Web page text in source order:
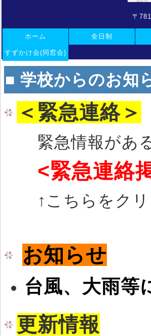
〒
ホーム 全日制
すずかけ会(同窓会)
■ 学校からのお
＜緊急連絡＞
緊急情報がある
<緊急連絡
↑こちらをクリ
お知らせ
台風、大雨等
更新情報